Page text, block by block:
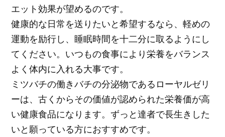
エット効果が望めるのです。
健康的な日常を送りたいと希望するなら、軽めの
運動を励行し、睡眠時間を十二分に取るようにし
てください。いつもの食事により栄養をバランス
よく体内に入れる大事です。
ミツバチの働きバチの分泌物であるローヤルゼリ
ーは、古くからその価値が認められた栄養価が高
い健康食品になります。ずっと達者で長生きした
いと願っている方におすすめです。